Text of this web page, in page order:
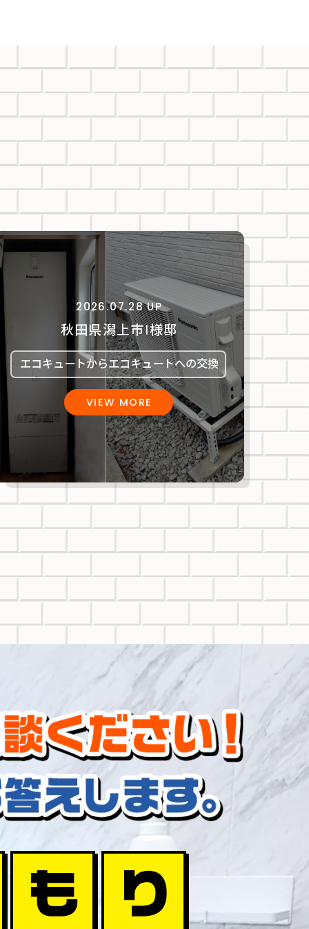
2026.07.28 UP
秋田県潟上市Ⅰ様邸
エコキュートからエコキュートへの交換
VIEW MORE